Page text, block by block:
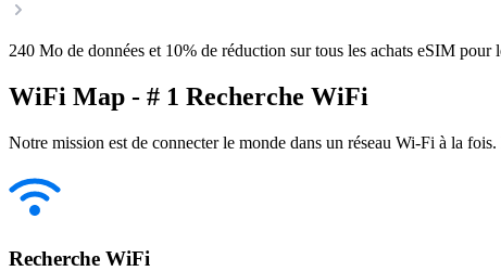
240 Mo de données et 10% de réduction sur tous les achats eSIM pour
WiFi Map - # 1 Recherche WiFi
Notre mission est de connecter le monde dans un réseau Wi-Fi à la
Recherche WiFi